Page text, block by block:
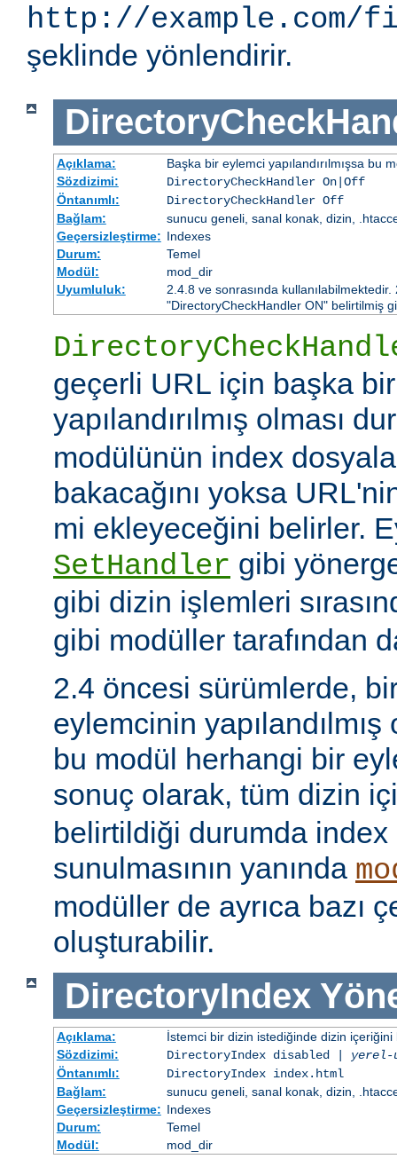
http://
şeklinde yönlendirir.
Açıklama:
Başka bir eylemci yapılandırılmışsa bu
Sözdizimi:
DirectoryCheckHandler On|Off
Öntanımlı:
DirectoryCheckHandler Off
Bağlam:
sunucu geneli, sanal konak, dizin,
Geçersizleştirme: Indexes
Durum:
Temel
Modül:
mod_dir
Uyumluluk:
2.4.8 ve sonrasında
"DirectoryCheckHandler ON" belirtilmiş
geçerli URL için başka
yapılandırılmış olması
modülünün index
bakacağını yoksa
mi ekleyeceğini belirler.
SetHandler gibi
gibi dizin işlemleri
gibi modüller tarafından
2.4 öncesi sürümlerde,
eylemcinin
bu modül herhangi bir
sonuç olarak, tüm dizin
belirtildiği durumda index
sunulmasının yanında
modüller de ayrıca bazı
oluşturabilir.
DirectoryIndex
Açıklama:
İstemci bir dizin istediğinde dizin içeriğini
Sözdizimi:
DirectoryIndex disabled |
Öntanımlı:
DirectoryIndex index.html
Bağlam:
sunucu geneli, sanal konak, dizin,
Geçersizleştirme: Indexes
Durum:
Temel
Modül:
mod_dir